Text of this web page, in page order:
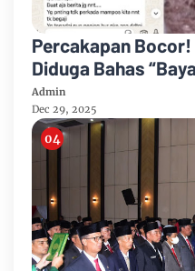
Percakapan Bocor!
Diduga Bahas
Dukung Kebijakan
Admin
Dec 29, 2025